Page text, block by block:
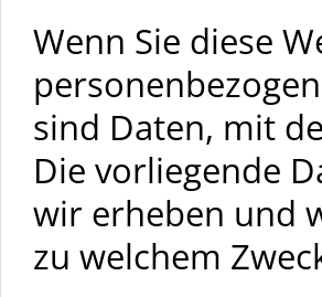
Wenn Sie diese
sind Daten, mit
Die vorliegende
wir erheben und
zu welchem